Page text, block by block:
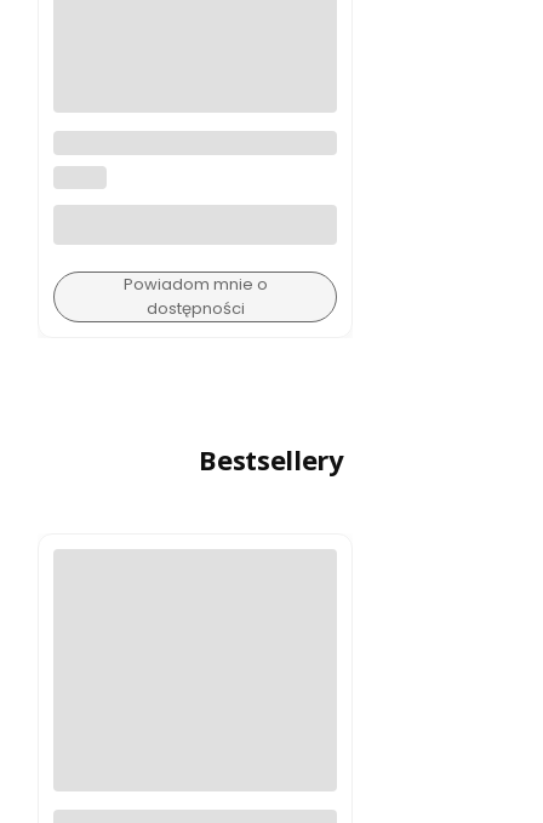
Luneta celownicza Burris RT-6
1-6x24mm
Powiadom mnie o
dostępności
Bestsellery